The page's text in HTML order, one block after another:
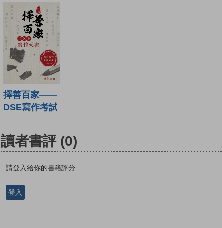
擇善百家——
DSE寫作考試
讀者書評 (0)
請登入給你的書籍評分
登入